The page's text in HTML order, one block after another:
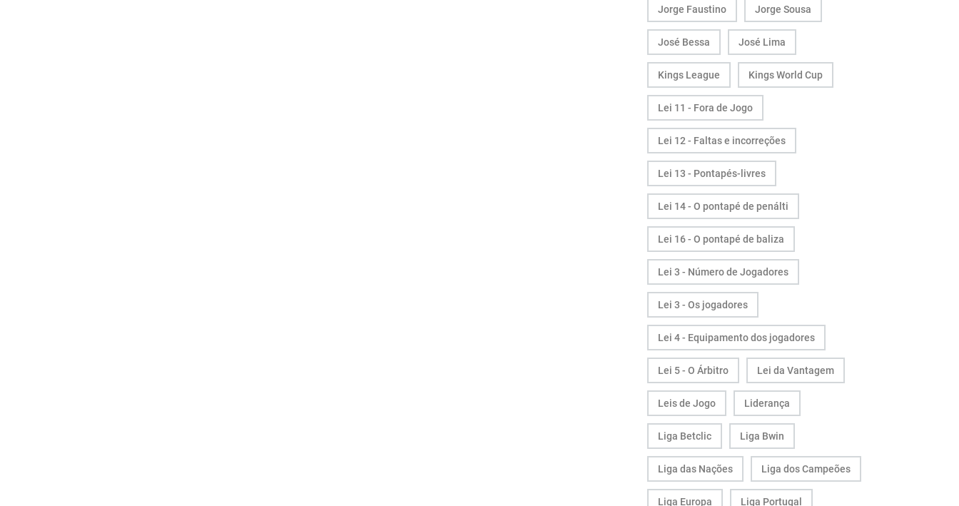
Jorge Faustino Jorge Sousa
José Bessa José Lima
Kings League Kings World Cup
Lei 11 - Fora de Jogo
Lei 12 - Faltas e incorreções
Lei 13 - Pontapés-livres
Lei 14 - O pontapé de penálti
Lei 16 - O pontapé de baliza
Lei 3 - Número de Jogadores
Lei 3 - Os jogadores
Lei 4 - Equipamento dos jogadores
Lei 5 - O Árbitro Lei da Vantagem
Leis de Jogo Liderança
Liga Betclic Liga Bwin
Liga das Nações Liga dos Campeões
Liga Europa Liga Portugal